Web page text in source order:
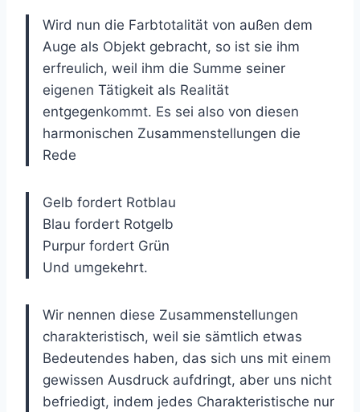
Wird nun die Farbtotalität von außen dem
Auge als Objekt gebracht, so ist sie ihm
erfreulich, weil ihm die Summe seiner
eigenen Tätigkeit als Realität
entgegenkommt. Es sei also von diesen
harmonischen Zusammenstellungen die
Rede
Gelb fordert Rotblau
Blau fordert Rotgelb
Purpur fordert Grün
Und umgekehrt.
Wir nennen diese Zusammenstellungen
charakteristisch, weil sie sämtlich etwas
Bedeutendes haben, das sich uns mit einem
gewissen Ausdruck aufdringt, aber uns nicht
befriedigt, indem jedes Charakteristische nur